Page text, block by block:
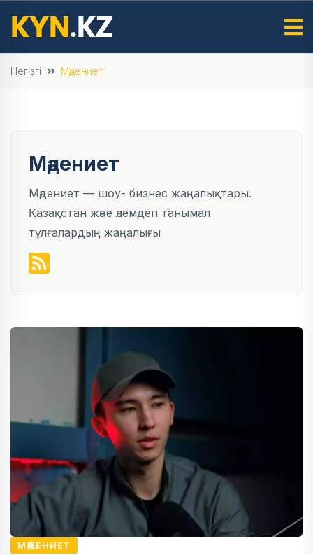
Негізгі Мәдениет
Мәдениет
Мәдениет — шоу- бизнес жаңалықтары.
Қазақстан және әлемдегі танымал
тұлғалардың жаңалығы
МӘДЕНИЕТ